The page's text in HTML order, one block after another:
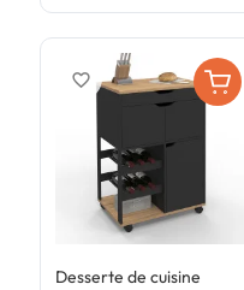
Desserte de cuisine
favorite_border